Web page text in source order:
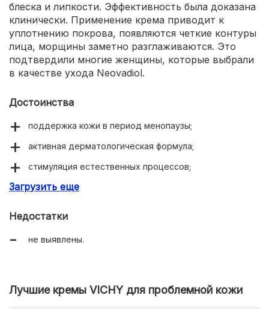
блеска и липкости. Эффективность была доказана
клинически. Применение крема приводит к
уплотнению покрова, появляются четкие контуры
лица, морщины заметно разглаживаются. Это
подтвердили многие женщины, которые выбрали
в качестве ухода Neovadiol.
Достоинства
поддержка кожи в период менопаузы;
активная дерматологическая формула;
стимуляция естественных процессов;
устранение признаков старения;
Загрузить еще
Недостатки
не выявлены.
Лучшие кремы VICHY для проблемной кожи